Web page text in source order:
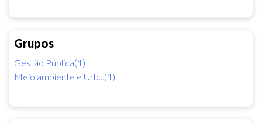
Grupos
Gestão Pública(1)
Meio ambiente e Urb...(1)